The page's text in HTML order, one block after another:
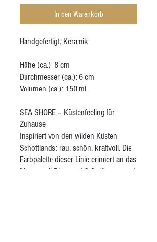
In den Warenkorb
Handgefertigt, Keramik
Höhe (ca.): 8 cm
Durchmesser (ca.): 6 cm
Volumen (ca.): 150 mL
SEA SHORE – Küstenfeeling für
Zuhause
Inspiriert von den wilden Küsten
Schottlands: rau, schön, kraftvoll. Die
Farbpalette dieser Linie erinnert an das
Meer – mit Blau- und Grüntönen – und